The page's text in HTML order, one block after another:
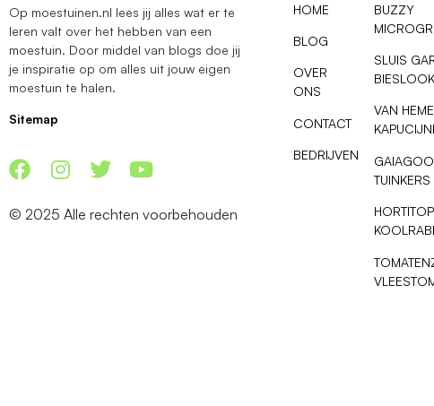
Op moestuinen.nl lees jij alles wat er te
leren valt over het hebben van een
moestuin. Door middel van blogs doe jij
je inspiratie op om alles uit jouw eigen
moestuin te halen.
Sitemap
© 2025 Alle rechten voorbehouden
HOME
BLOG
OVER
ONS
CONTACT
BEDRIJVEN
BUZZY
SLUIS
BIESLOOK
VAN
TUINKERS
KOOLRABI